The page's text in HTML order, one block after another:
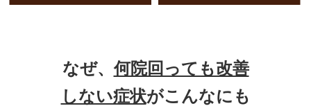
なぜ、何院回っても改善
しない症状がこんなにも